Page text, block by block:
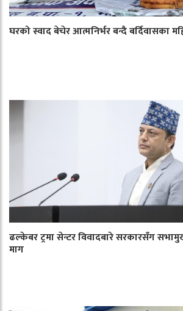
घरको स्वाद बेचेर आत्मनिर्भर बन्दै बर्दिवासका
ढल्केबर ट्रमा सेन्टर विवादबारे सरकारसँग
माग